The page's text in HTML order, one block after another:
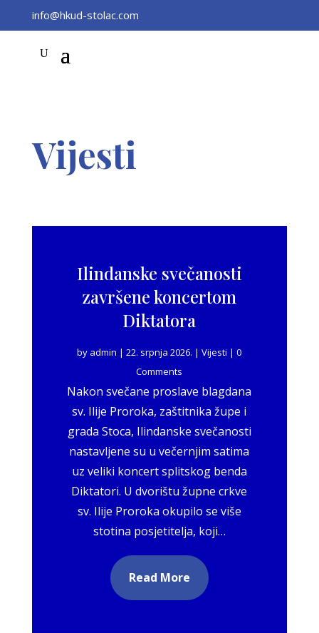
info@hkud-stolac.com
Vijesti
Ilindanske svečanosti
završene koncertom
Diktatora
by admin |22. srpnja 2026. |Vijesti | 0
Comments
Nakon svečane proslave blagdana
sv. Ilije Proroka, zaštitnika župe i
grada Stoca, Ilindanske svečanosti
nastavljene su u večernjim satima
uz veliki koncert splitskog benda
Diktatori. U dvorištu župne crkve
sv. Ilije Proroka okupilo se više
stotina posjetitelja, koji…
Read More